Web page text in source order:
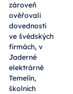
zároveň
ověřovali
dovednosti
ve švédských
firmách, v
Jaderné
elektrárně
Temelín,
školních